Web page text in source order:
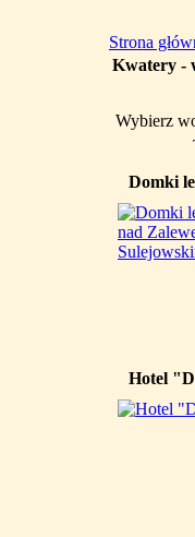
Strona
Kwatery -
Wybierz
Domki
Hotel